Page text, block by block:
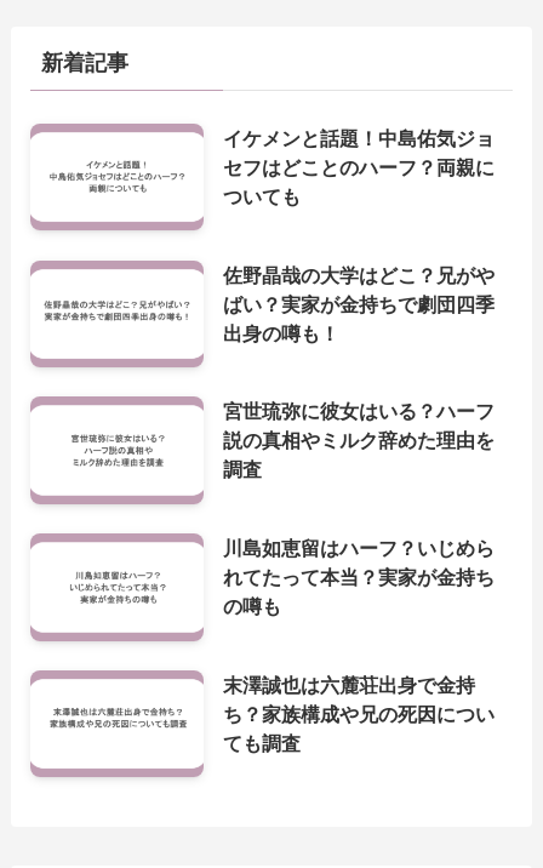
新着記事
イケメンと話題！中島佑気ジョ
セフはどことのハーフ？両親に
ついても
佐野晶哉の大学はどこ？兄がや
ばい？実家が金持ちで劇団四季
出身の噂も！
宮世琉弥に彼女はいる？ハーフ
説の真相やミルク辞めた理由を
調査
川島如恵留はハーフ？いじめら
れてたって本当？実家が金持ち
の噂も
末澤誠也は六麓荘出身で金持
ち？家族構成や兄の死因につい
ても調査